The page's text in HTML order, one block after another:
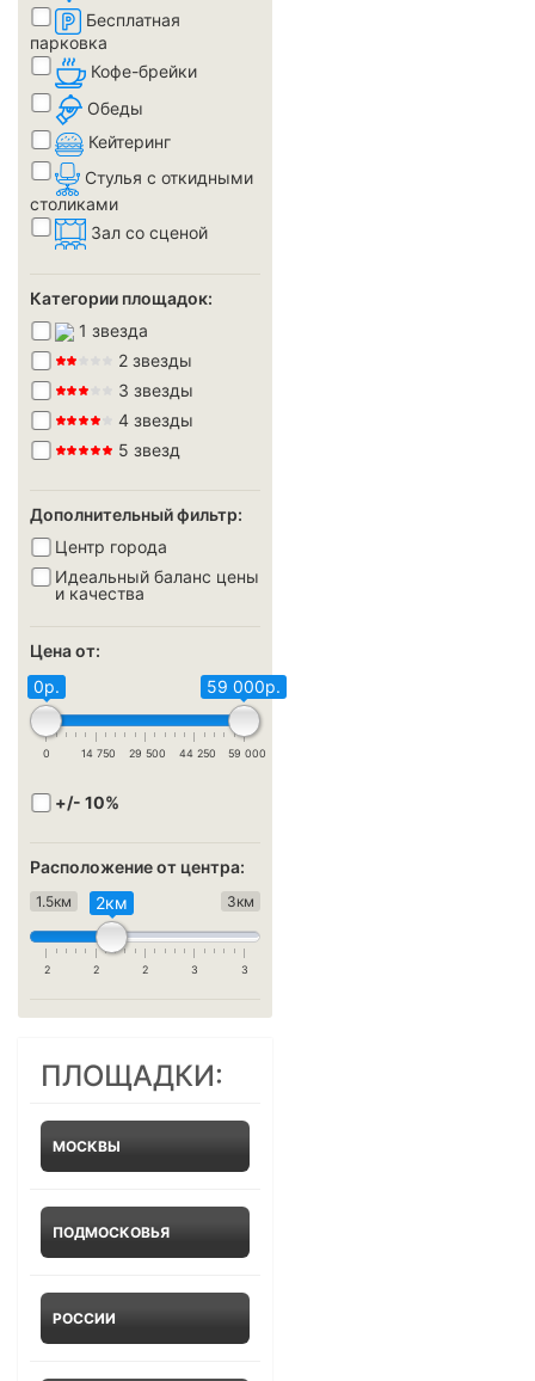
Бесплатная
парковка
Кофе-брейки
Обеды
Кейтеринг
Стулья с откидными
столиками
Зал со сценой
Категории площадок:
1 звезда
2 звезды
3 звезды
4 звезды
5 звезд
Дополнительный фильтр:
Центр города
Идеальный баланс цены
и качества
Цена от:
0р.
59 000р.
0 14 750 29 500 44 250 59 000
+/- 10%
Расположение от центра:
1.5км 3км
2км
2 2 2 3 3
ПЛОЩАДКИ:
МОСКВЫ
ПОДМОСКОВЬЯ
РОССИИ